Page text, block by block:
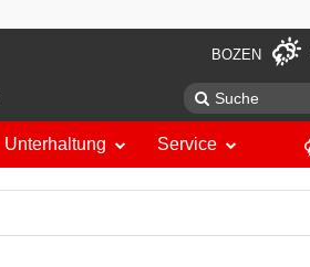
BOZEN
Unterhaltung Service